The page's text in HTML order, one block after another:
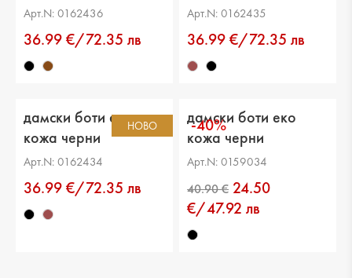
Арт.N: 0162436
36.99 €/72.35 лв
Арт.N: 0162435
36.99 €/72.35 лв
НОВО
дамски боти еко
кожа черни
Арт.N: 0162434
36.99 €/72.35 лв
-40%
дамски боти еко
кожа черни
Арт.N: 0159034
24.50
€/47.92 лв